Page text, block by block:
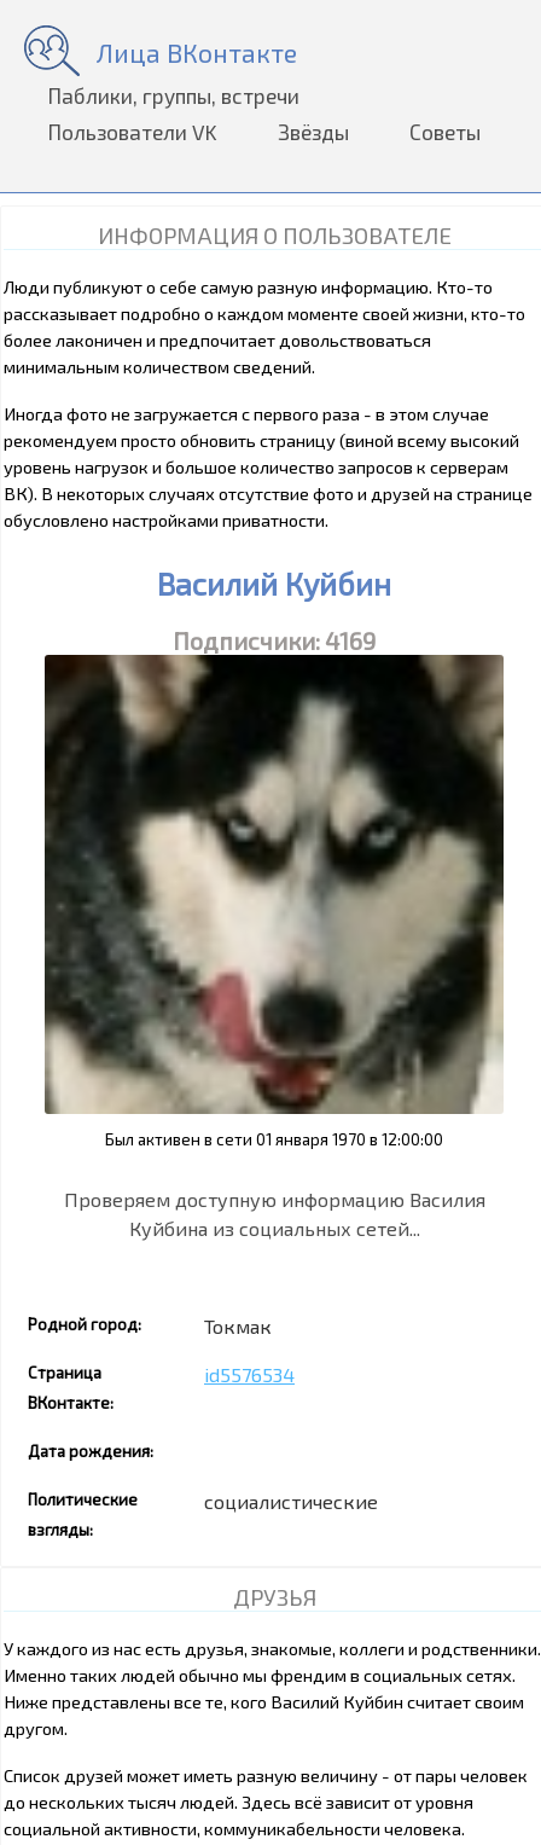
Лица ВКонтакте
Паблики, группы, встречи
Пользователи VK
Звёзды Советы
ИНФОРМАЦИЯ О ПОЛЬЗОВАТЕЛЕ
Люди публикуют о себе самую разную информацию. Кто-то
рассказывает подробно о каждом моменте своей жизни, кто-то
более лаконичен и предпочитает довольствоваться
минимальным количеством сведений.
Иногда фото не загружается с первого раза - в этом случае
рекомендуем просто обновить страницу (виной всему высокий
уровень нагрузок и большое количество запросов к серверам
ВК). В некоторых случаях отсутствие фото и друзей на странице
обусловлено настройками приватности.
Василий Куйбин
Подписчики: 4169
Был активен в сети 01 января 1970 в 12:00:00
Проверяем доступную информацию Василия
Куйбина из социальных сетей...
Родной город: Токмак
Страница
ВКонтакте:
id5576534
Дата рождения:
Политические
взгляды:
социалистические
ДРУЗЬЯ
У каждого из нас есть друзья, знакомые, коллеги и родственники.
Именно таких людей обычно мы френдим в социальных сетях.
Ниже представлены все те, кого Василий Куйбин считает своим
другом.
Список друзей может иметь разную величину - от пары человек
до нескольких тысяч людей. Здесь всё зависит от уровня
социальной активности, коммуникабельности человека.